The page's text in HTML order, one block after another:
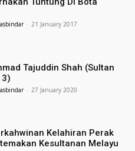
- 21 January 2017
Tajuddin Shah (Sultan
3)
- 27 January 2020
Kelahiran Perak
Kesultanan Melayu